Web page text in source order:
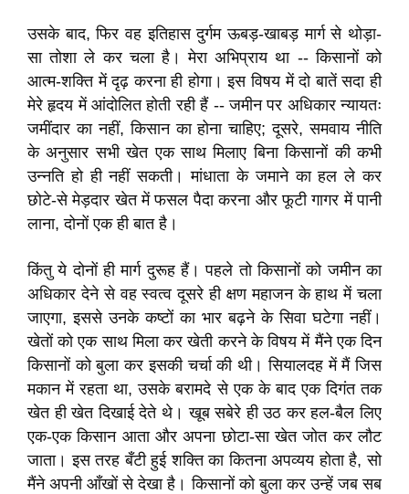
उसके बाद, फिर वह इतिहास दुर्गम ऊबड़-खाबड़ मार्ग से थोड़ा-
सा तोशा ले कर चला है। मेरा अभिप्राय था -- किसानों को
आत्म-शक्ति में दृढ़ करना ही होगा। इस विषय में दो बातें सदा ही
मेरे हृदय में आंदोलित होती रही हैं -- जमीन पर अधिकार न्यायतः
जमींदार का नहीं, किसान का होना चाहिए; दूसरे, समवाय नीति
के अनुसार सभी खेत एक साथ मिलाए बिना किसानों की कभी
उन्नति हो ही नहीं सकती। मांधाता के जमाने का हल ले कर
छोटे-से मेड़दार खेत में फसल पैदा करना और फूटी गागर में पानी
लाना, दोनों एक ही बात है।
किंतु ये दोनों ही मार्ग दुरूह हैं। पहले तो किसानों को जमीन का
अधिकार देने से वह स्वत्व दूसरे ही क्षण महाजन के हाथ में चला
जाएगा, इससे उनके कष्टों का भार बढ़ने के सिवा घटेगा नहीं।
खेतों को एक साथ मिला कर खेती करने के विषय में मैंने एक दिन
किसानों को बुला कर इसकी चर्चा की थी। सियालदह में मैं जिस
मकान में रहता था, उसके बरामदे से एक के बाद एक दिगंत तक
खेत ही खेत दिखाई देते थे। खूब सबेरे ही उठ कर हल-बैल लिए
एक-एक किसान आता और अपना छोटा-सा खेत जोत कर लौट
जाता। इस तरह बँटी हुई शक्ति का कितना अपव्यय होता है, सो
मैंने अपनी आँखों से देखा है। किसानों को बुला कर उन्हें जब सब